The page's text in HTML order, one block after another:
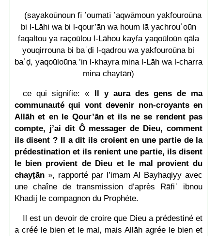
(sayakoūnoun fī ’oumatī ’aqwāmoun yakfouroūna
bi l-Lāhi wa bi l-qour’ān wa houm lā yachrouʿoūn
faqaltou ya raçoūlou l-Lāhou kayfa yaqoūloūn qāla
youqirrouna bi baʿḍi l-qadrou wa yakfouroūna bi
baʿḍ, yaqoūloūna ’in l-khayra mina l-Lāh wa l-charra
mina chayṭān)
ce qui signifie: « Il y aura des gens de ma
communauté qui vont devenir non-croyants en
Allāh et en le Qour’ān et ils ne se rendent pas
compte, j’ai dit Ô messager de Dieu, comment
ils disent ? Il a dit ils croient en une partie de la
prédestination et ils renient une partie, ils disent
le bien provient de Dieu et le mal provient du
chayṭān», rapporté par l’imam Al Bayhaqiyy avec
une chaîne de transmission d’après Rāfiʿ ibnou
Khadīj le compagnon du Prophète.
Il est un devoir de croire que Dieu a prédestiné et
a créé le bien et le mal, mais Allāh agrée le bien et